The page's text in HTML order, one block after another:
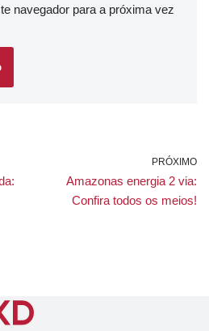
navegador para a próxima vez
PRÓXIMO
Amazonas energia 2 via:
Confira todos os meios!